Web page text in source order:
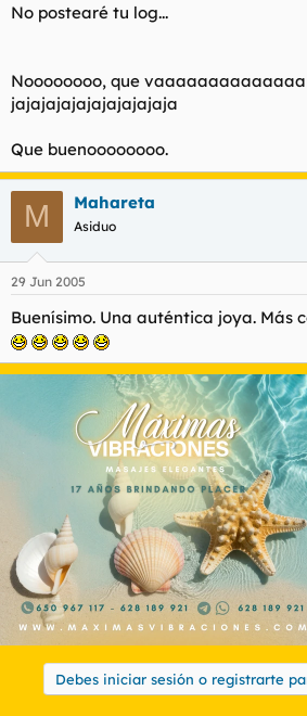
No postearé tu log...
Noooooooo, que vaaaaaaaaaaaaaa
jajajajajajajajajajaja
Que buenoooooooo.
M Mahareta
Asiduo
29 Jun 2005
Buenísimo. Una auténtica joya. Más
Debes iniciar sesión o registrarte